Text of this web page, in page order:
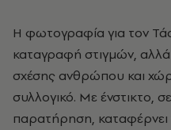
Η φωτογραφία για τον Τάσο Σπετσιέρη δεν είναι απλά
καταγραφή στιγμών,
σχέσης ανθρώπου και
συλλογικό. Με ένστικτο,
παρατήρηση,